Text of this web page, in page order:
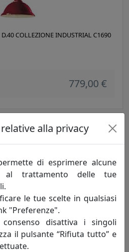
COLLEZIONE INDUSTRIAL C1690
779,00 €
3 LUCI COLLEZIONE INDUSTRIAL
alla privacy
di esprimere alcune
al trattamento delle tue
le tue scelte in qualsiasi
"Preferenze".
disattiva i singoli
il pulsante “Rifiuta tutto” e